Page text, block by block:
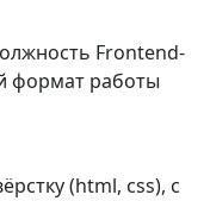
Frontend-
формат работы
(html, css), c